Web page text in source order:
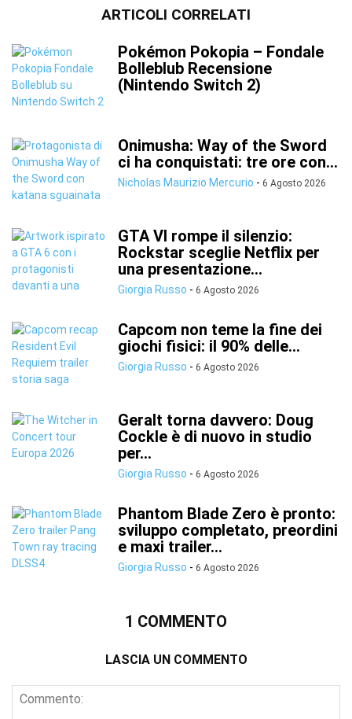
ARTICOLI CORRELATI
Pokémon Pokopia – Fondale
Bolleblub Recensione
(Nintendo Switch 2)
Onimusha: Way of the Sword
ci ha conquistati: tre ore con...
Nicholas Maurizio Mercurio - 6 Agosto 2026
GTA VI rompe il silenzio:
Rockstar sceglie Netflix per
una presentazione...
Giorgia Russo - 6 Agosto 2026
Capcom non teme la fine dei
giochi fisici: il 90% delle...
Giorgia Russo - 6 Agosto 2026
Geralt torna davvero: Doug
Cockle è di nuovo in studio
per...
Giorgia Russo - 6 Agosto 2026
Phantom Blade Zero è pronto:
sviluppo completato, preordini
e maxi trailer...
Giorgia Russo - 6 Agosto 2026
1 COMMENTO
LASCIA UN COMMENTO